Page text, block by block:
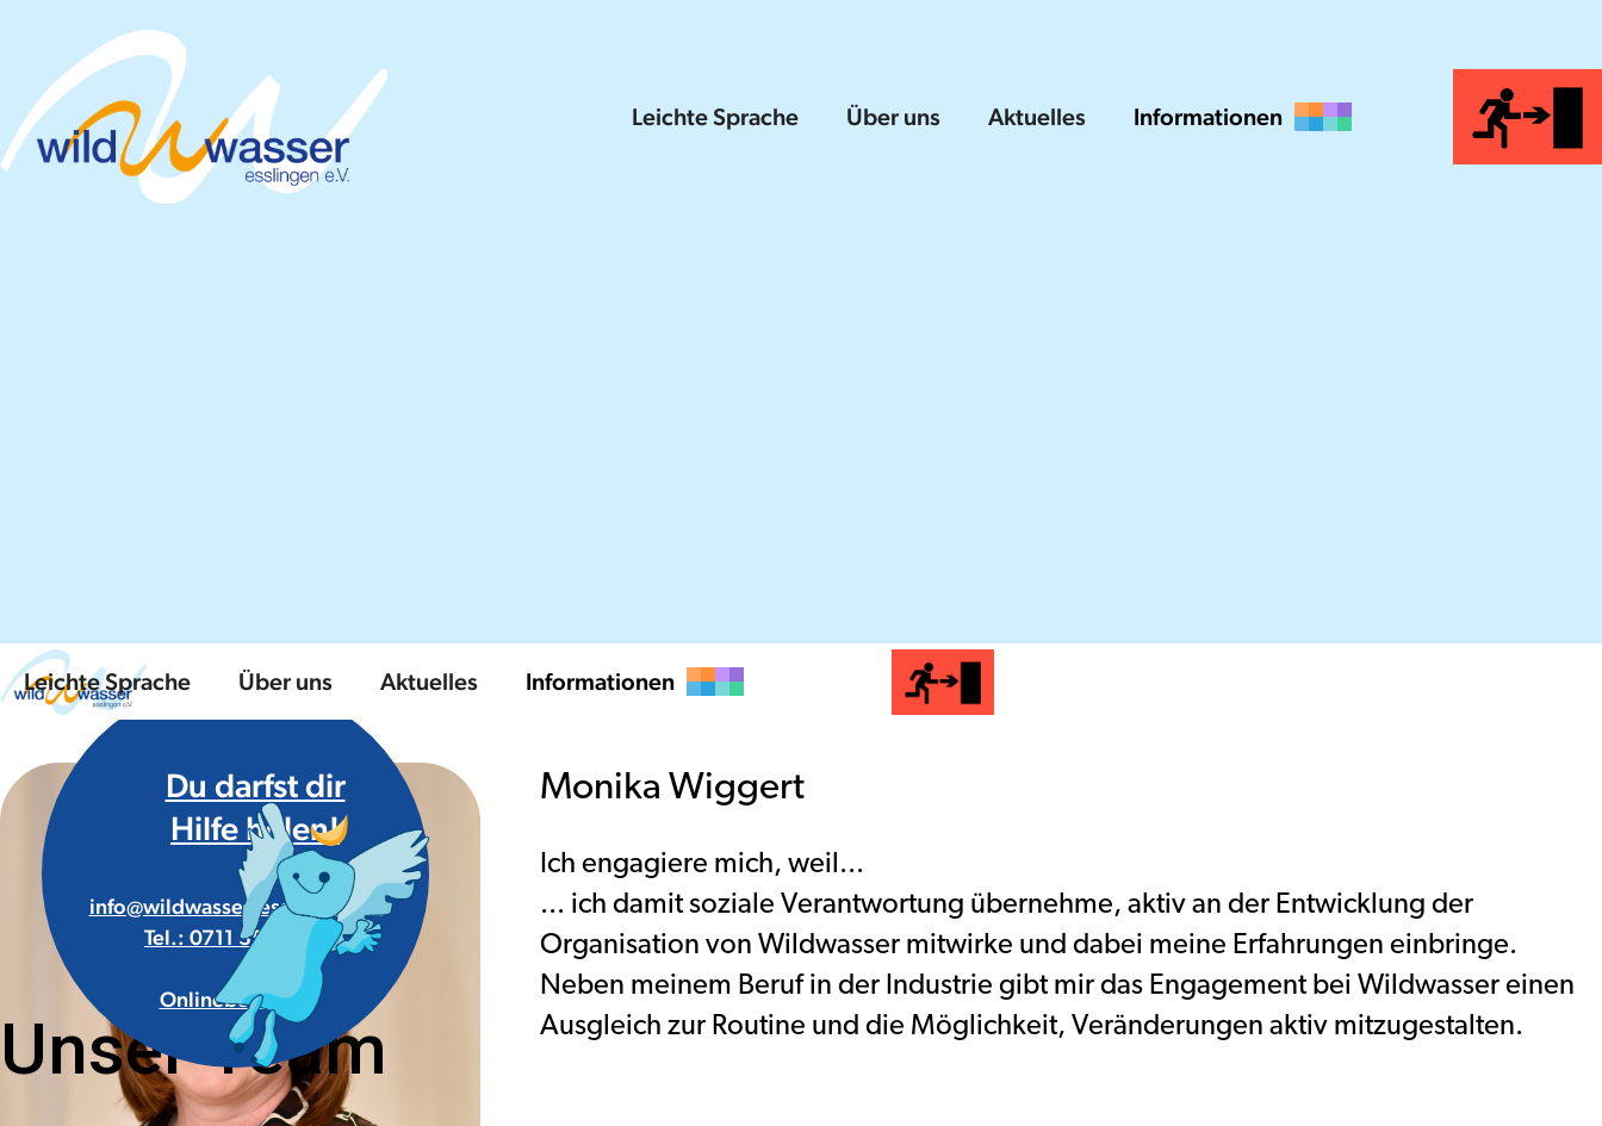
Leichte Sprache Über uns Aktuelles Informationen
Du darfst dir
Hilfe holen!
info@wildwasser-esslingen.de
Tel.: 0711 35 55 89
Onlineberatung
Leichte Sprache Über uns Aktuelles Informationen
Unser Team
Monika Wiggert
Ich engagiere mich, weil...
... ich damit soziale Verantwortung übernehme, aktiv an der Entwicklung der
Organisation von Wildwasser mitwirke und dabei meine Erfahrungen einbringe.
Neben meinem Beruf in der Industrie gibt mir das Engagement bei Wildwasser einen
Ausgleich zur Routine und die Möglichkeit, Veränderungen aktiv mitzugestalten.